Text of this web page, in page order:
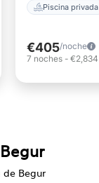
Piscina privada
€405/noche
7 noches- €2,834
Begur